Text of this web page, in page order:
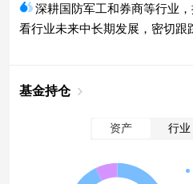
深耕国防军工和券商等行业
看行业未来中长期发展，密切跟
基金持仓
资产 行业